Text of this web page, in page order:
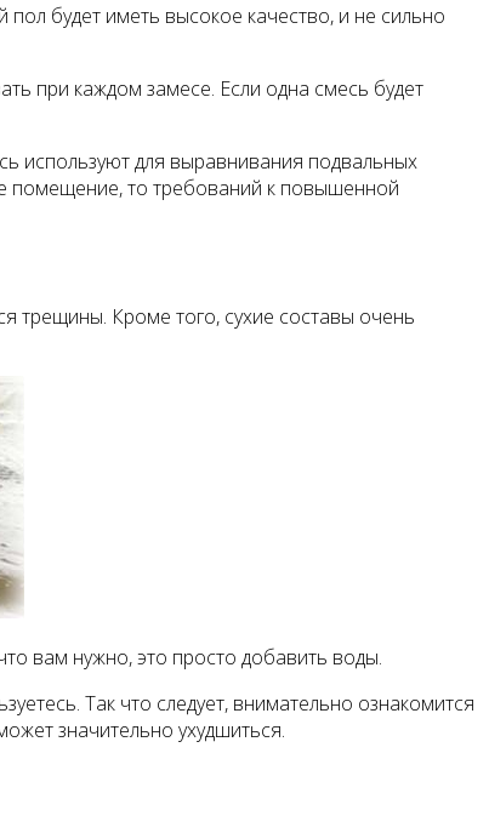
пол будет иметь высокое качество, и не сильно
при каждом замесе. Если одна смесь будет
используют для выравнивания подвальных
помещение, то требований к повышенной
трещины. Кроме того, сухие составы очень
вам нужно, это просто добавить воды.
Так что следует, внимательно ознакомится
значительно ухудшиться.